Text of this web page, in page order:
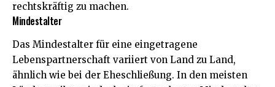
rechtskräftig zu machen.
Mindestalter
Das Mindestalter für eine eingetragene
Lebenspartnerschaft variiert von Land zu Land,
ähnlich wie bei der Eheschließung. In den meisten